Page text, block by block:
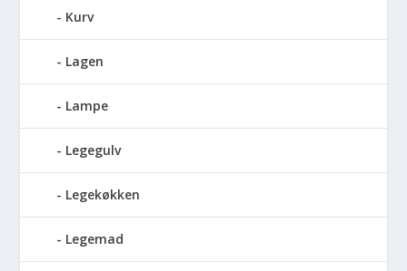
Kurv
Lagen
Lampe
Legegulv
Legekøkken
Legemad